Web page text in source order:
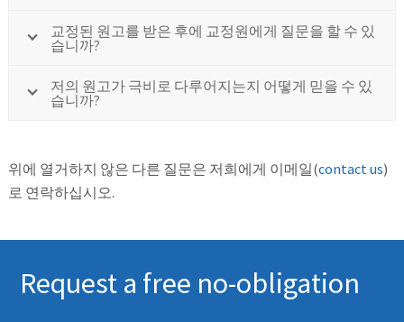
교정된 원고를 받은 후에 교정원에게 질문을 할 수 있
습니까?
저의 원고가 극비로 다루어지는지 어떻게 믿을 수 있
습니까?
위에 열거하지 않은 다른 질문은 저희에게 이메일(contact us)
로 연락하십시오.
Request a free no-obligation